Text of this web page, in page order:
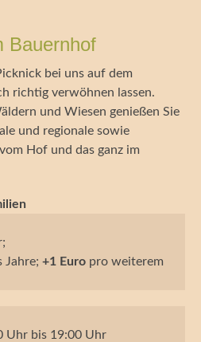
Bauernhof
bei uns auf dem
richtig verwöhnen lassen.
und Wiesen genießen Sie
und regionale sowie
Hof und das ganz im
Jahre; +1 Euro pro weiterem
Uhr bis 19:00 Uhr